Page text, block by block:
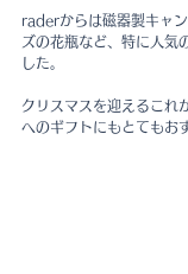
raderからは磁器製キャ
ズの花瓶など、特に人気
した。
クリスマスを迎えるこれ
へのギフトにもとてもお